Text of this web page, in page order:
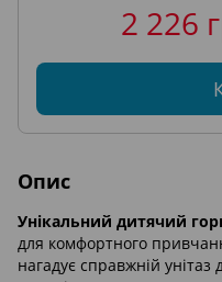
2 226
Опис
Унікальний дитячий
для комфортного
нагадує справжній